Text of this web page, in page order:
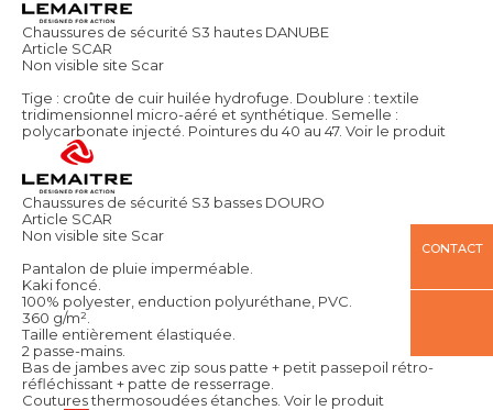
Chaussures de sécurité S3 hautes DANUBE
Article SCAR
Non visible site Scar
Tige : croûte de cuir huilée hydrofuge. Doublure : textile
tridimensionnel micro-aéré et synthétique. Semelle :
polycarbonate injecté. Pointures du 40 au 47. Voir le produit
Chaussures de sécurité S3 basses DOURO
Article SCAR
Non visible site Scar
Pantalon de pluie imperméable.
Kaki foncé.
100% polyester, enduction polyuréthane, PVC.
360 g/m².
Taille entièrement élastiquée.
2 passe-mains.
Bas de jambes avec zip sous patte + petit passepoil rétro-
réfléchissant + patte de resserrage.
Coutures thermosoudées étanches. Voir le produit
CONTACT